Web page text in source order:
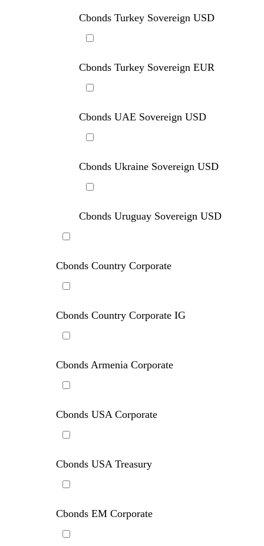
Cbonds Turkey Sovereign USD
Cbonds Turkey Sovereign EUR
Cbonds UAE Sovereign USD
Cbonds Ukraine Sovereign USD
Cbonds Uruguay Sovereign USD
Cbonds Country Corporate
Cbonds Country Corporate IG
Cbonds Armenia Corporate
Cbonds USA Corporate
Cbonds USA Treasury
Cbonds EM Corporate